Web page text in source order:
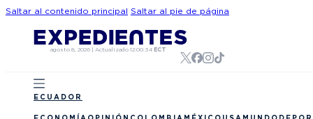
Saltar al contenido principal Saltar al pie de página
agosto 8, 2026 | Actualizado 12:00:34 ECT
ECUADOR